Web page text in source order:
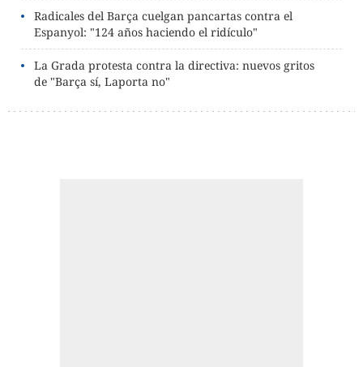
Radicales del Barça cuelgan pancartas contra el
Espanyol: "124 años haciendo el ridículo"
La Grada protesta contra la directiva: nuevos gritos
de "Barça sí, Laporta no"